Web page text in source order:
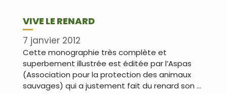
VIVE LE RENARD
7 janvier 2012
Cette monographie très complète et
superbement illustrée est éditée par l’Aspas
(Association pour la protection des animaux
sauvages) qui a justement fait du renard son …